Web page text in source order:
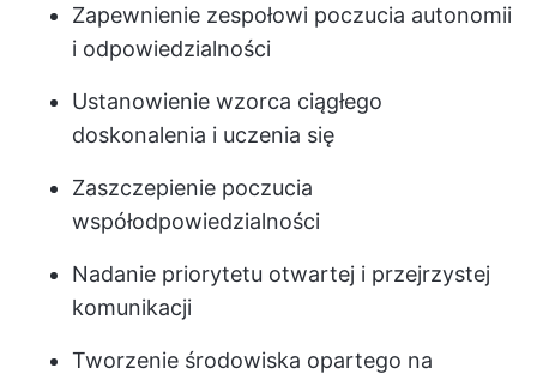
Zapewnienie zespołowi poczucia autonomii
i odpowiedzialności
Ustanowienie wzorca ciągłego
doskonalenia i uczenia się
Zaszczepienie poczucia
współodpowiedzialności
Nadanie priorytetu otwartej i przejrzystej
komunikacji
Tworzenie środowiska opartego na